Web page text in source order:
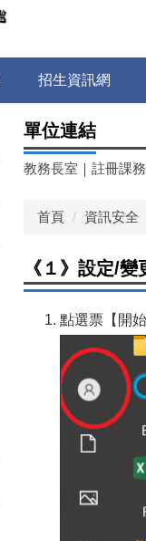
招生資訊網
單位連結
教務長室 ｜ 註冊課
首頁 資訊安全
《１》設定/
點選票【開